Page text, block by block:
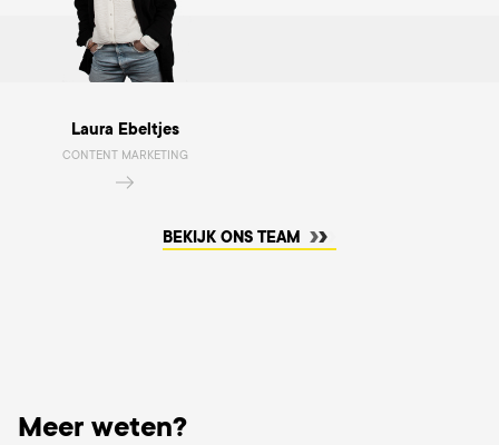
Laura Ebeltjes
CONTENT MARKETING
BEKIJK ONS TEAM
Meer weten?